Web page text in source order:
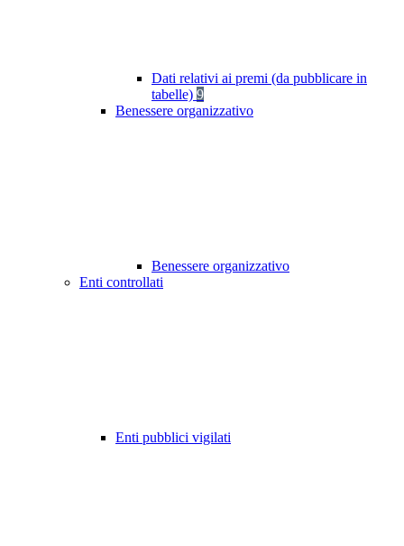
Dati relativi ai premi (da pubblicare in
tabelle) 9
Benessere organizzativo
Benessere organizzativo
Enti controllati
Enti pubblici vigilati